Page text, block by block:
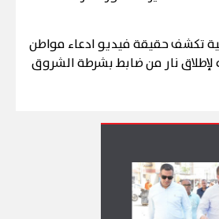
تكشف حقيقة فيديو ادعاء مواطن
لإطلاق نار من ضابط بشرطة الشروق